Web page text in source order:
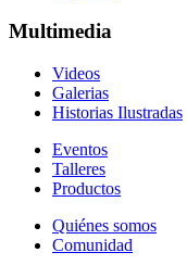
Multimedia
Videos
Galerias
Historias Ilustradas
Eventos
Talleres
Productos
Quiénes somos
Comunidad